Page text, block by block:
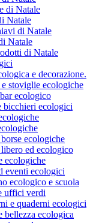
di Natale
Natale
di Natale
Natale
di Natale
e decorazione.
stoviglie ecologiche
ecologico
bicchieri ecologici
ecologiche
ed ecologico
ecologiche
eventi ecologici
ecologico e scuola
uffici verdi
e quaderni ecologici
bellezza ecologica